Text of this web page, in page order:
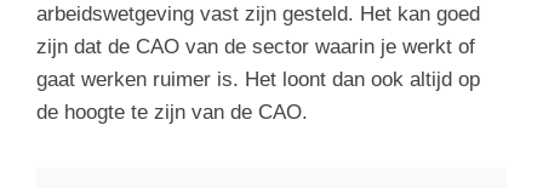
arbeidswetgeving vast zijn gesteld. Het kan goed
zijn dat de CAO van de sector waarin je werkt of
gaat werken ruimer is. Het loont dan ook altijd op
de hoogte te zijn van de CAO.